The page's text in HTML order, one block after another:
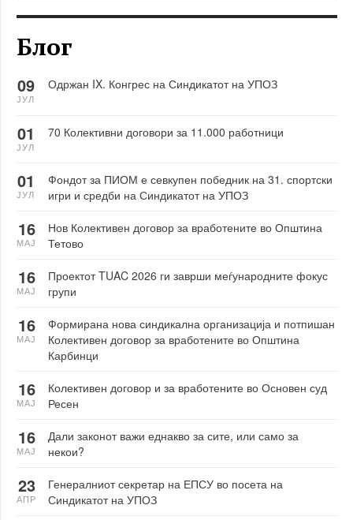
Блог
Одржан IX. Конгрес на Синдикатот на УПОЗ
09
ЈУЛ
70 Колективни договори за 11.000 работници
01
ЈУЛ
Фондот за ПИОМ е севкупен победник на 31. спортски
игри и средби на Синдикатот на УПОЗ
01
ЈУЛ
Нов Колективен договор за вработените во Општина
Тетово
16
МАЈ
Проектот TUAC 2026 ги заврши меѓународните фокус
групи
16
МАЈ
Формирана нова синдикална организација и потпишан
Колективен договор за вработените во Општина
Карбинци
16
МАЈ
Колективен договор и за вработените во Основен суд
Ресен
16
МАЈ
Дали законот важи еднакво за сите, или само за
некои?
16
МАЈ
Генералниот секретар на ЕПСУ во посета на
Синдикатот на УПОЗ
23
АПР